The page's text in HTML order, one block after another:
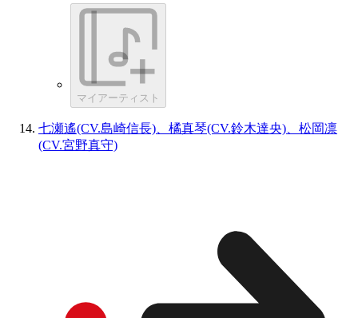
マイアーティスト
七瀬遙(CV.島崎信長)、橘真琴(CV.鈴木達央)、松岡凛
(CV.宮野真守)